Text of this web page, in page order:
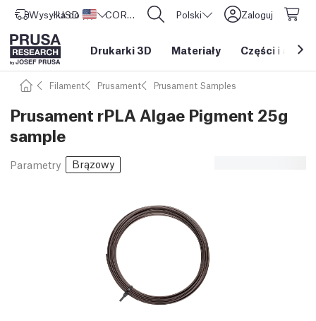
Wysyłka do Stany Zjednoczone
USD ($) CORE One L: Już w sprzedaży! Polski Zaloguj
Drukarki 3D Materiały Części i
Filament Prusament Prusament Samples
Prusament rPLA Algae Pigment 25g
sample
Parametry Brązowy